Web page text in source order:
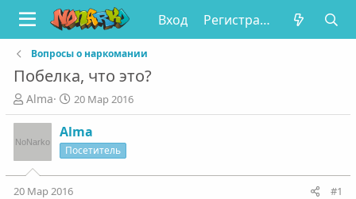
Вход Регистрация
Вопросы о наркомании
Побелка, что это?
А
в
т
о
р
т
е
Alma
Д
а
т
а
н
а
ч
20 Мар 2016
Alma
Посетитель
20 Мар 2016 #1